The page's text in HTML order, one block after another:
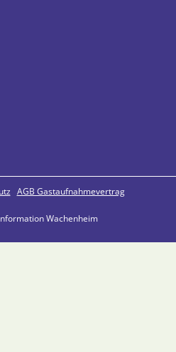
AGB Gastaufnahmevertrag
Wachenheim